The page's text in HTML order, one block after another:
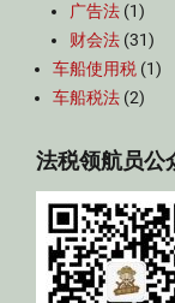
广告法 (1)
财会法 (31)
车船使用税 (1)
车船税法 (2)
法税领航员公